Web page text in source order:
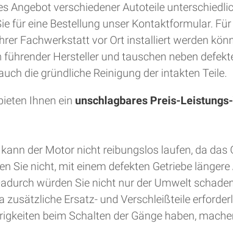
Angebot verschiedener Autoteile
für eine Bestellung unser Kontaktformular.
Fachwerkstatt vor Ort installiert werden
führender Hersteller und tauschen neben
die gründliche Reinigung der intakten Teile.
Ihnen ein unschlagbares Preis-
der Motor nicht reibungslos laufen, da
Sie nicht, mit einem defekten Getriebe
würden Sie nicht nur der Umwelt
zusätzliche Ersatz- und Verschleißteile
beim Schalten der Gänge haben,